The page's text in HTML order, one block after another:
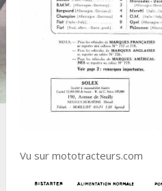
Vu sur mototracteurs.com